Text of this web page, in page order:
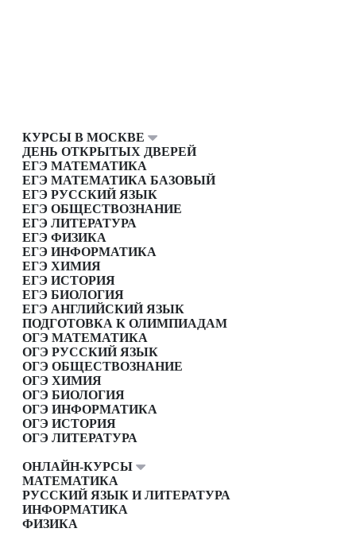
КУРСЫ В МОСКВЕ
ДЕНЬ ОТКРЫТЫХ ДВЕРЕЙ
ЕГЭ МАТЕМАТИКА
ЕГЭ МАТЕМАТИКА БАЗОВЫЙ
ЕГЭ РУССКИЙ ЯЗЫК
ЕГЭ ОБЩЕСТВОЗНАНИЕ
ЕГЭ ЛИТЕРАТУРА
ЕГЭ ФИЗИКА
ЕГЭ ИНФОРМАТИКА
ЕГЭ ХИМИЯ
ЕГЭ ИСТОРИЯ
ЕГЭ БИОЛОГИЯ
ЕГЭ АНГЛИЙСКИЙ ЯЗЫК
ПОДГОТОВКА К ОЛИМПИАДАМ
ОГЭ МАТЕМАТИКА
ОГЭ РУССКИЙ ЯЗЫК
ОГЭ ОБЩЕСТВОЗНАНИЕ
ОГЭ ХИМИЯ
ОГЭ БИОЛОГИЯ
ОГЭ ИНФОРМАТИКА
ОГЭ ИСТОРИЯ
ОГЭ ЛИТЕРАТУРА
ОНЛАЙН-КУРСЫ
МАТЕМАТИКА
РУССКИЙ ЯЗЫК И ЛИТЕРАТУРА
ИНФОРМАТИКА
ФИЗИКА